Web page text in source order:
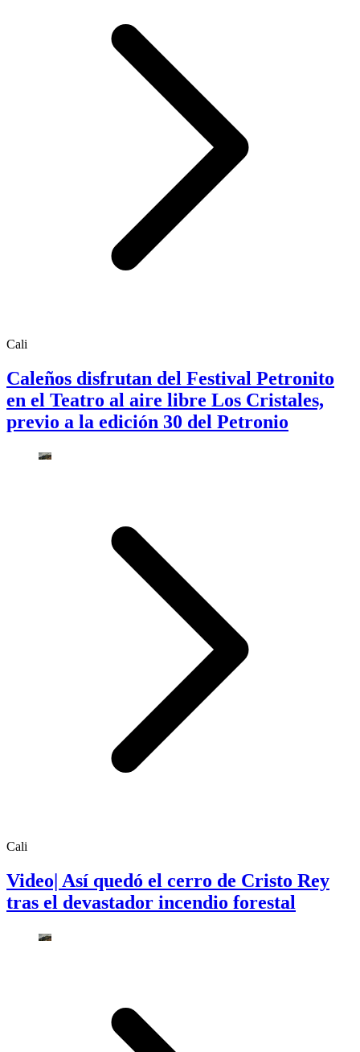
Cali
Caleños disfrutan del Festival Petronito
en el Teatro al aire libre Los Cristales,
previo a la edición 30 del Petronio
Cali
Video| Así quedó el cerro de Cristo Rey
tras el devastador incendio forestal